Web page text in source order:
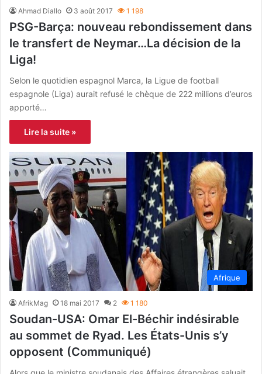
Ahmad Diallo 3 août 2017 1 198
PSG-Barça: nouveau rebondissement dans
le transfert de Neymar…La décision de la
Liga!
Selon le quotidien espagnol Marca, la Ligue de football
espagnole (Liga) aurait refusé le chèque de 222 millions d’euros
apporté…
Lire la suite »
Afrique
AfrikMag 18 mai 2017 2 1 180
Soudan-USA: Omar El-Béchir indésirable
au sommet de Ryad. Les États-Unis s’y
opposent (Communiqué)